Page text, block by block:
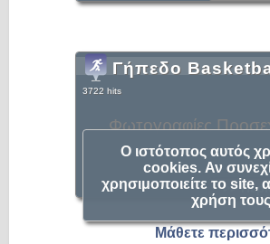
Φωτογραφίες
Γήπεδο
3722 hits
>>
Ο ιστότοπος αυτός
cookies. Αν
χρησιμοποιείτε το site,
χρήση
Μάθετε